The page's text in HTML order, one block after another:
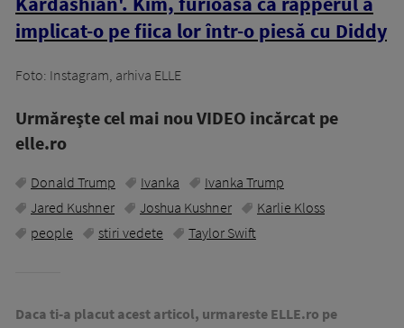
implicat-o pe fiica lor într-o piesă cu Diddy
Foto: Instagram, arhiva ELLE
Urmăreşte cel mai nou VIDEO incărcat pe
elle.ro
Donald Trump Ivanka
Ivanka Trump
Jared Kushner
Joshua Kushner
Karlie Kloss
people
stiri vedete Taylor Swift
Daca ti-a placut acest articol, urmareste ELLE.ro pe